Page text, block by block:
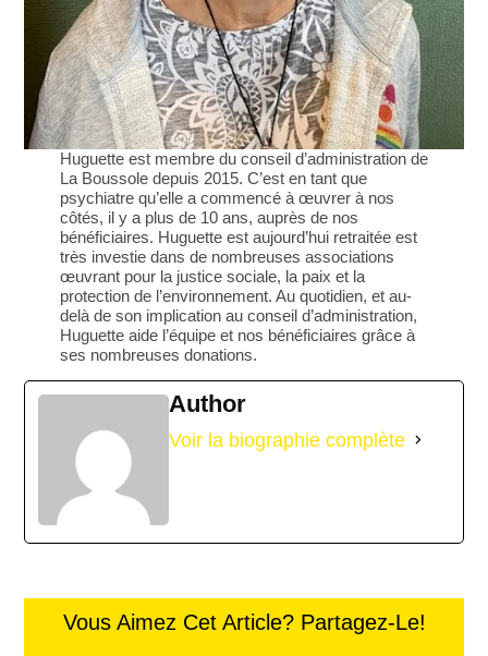
Huguette est membre du conseil d’administration de
La Boussole depuis 2015. C’est en tant que
psychiatre qu’elle a commencé à œuvrer à nos
côtés, il y a plus de 10 ans, auprès de nos
bénéficiaires. Huguette est aujourd’hui retraitée est
très investie dans de nombreuses associations
œuvrant pour la justice sociale, la paix et la
protection de l’environnement. Au quotidien, et au-
delà de son implication au conseil d’administration,
Huguette aide l’équipe et nos bénéficiaires grâce à
ses nombreuses donations.
Author
Voir la biographie complète
Vous Aimez Cet Article? Partagez-Le!